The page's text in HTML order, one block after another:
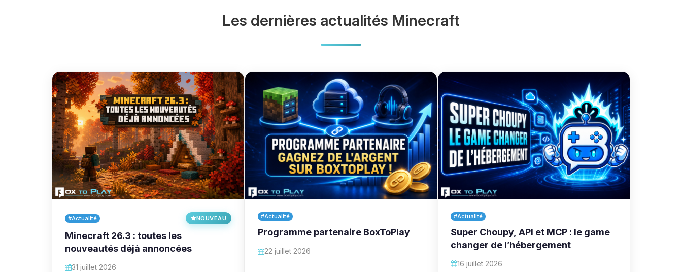
Les dernières actualités Minecraft
#Actualité NOUVEAU
Minecraft 26.3 : toutes les
nouveautés déjà annoncées
31 juillet 2026
#Actualité
Programme partenaire BoxToPlay
22 juillet 2026
#Actualité
Super Choupy, API et MCP : le game
changer de l’hébergement
16 juillet 2026